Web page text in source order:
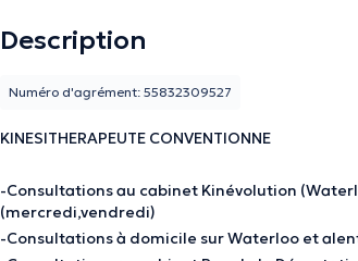
Description
KINESITHERAPEUTE CONVENTIONNE
-Consultations au cabinet Kinévolution
(mercredi,vendredi)
-Consultations à domicile sur Waterloo et
Numéro d'agrément: 55832309527